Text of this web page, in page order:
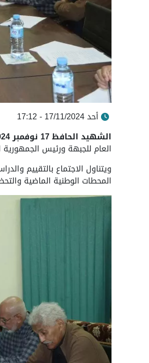
أحد 17/11/2024 - 17:12
الشهيد الحافظ 17 نوفمبر 2024 (واص) -
العام للجبهة ورئيس الجمهورية
ويتناول الاجتماع بالتقييم
المحطات الوطنية الماضية